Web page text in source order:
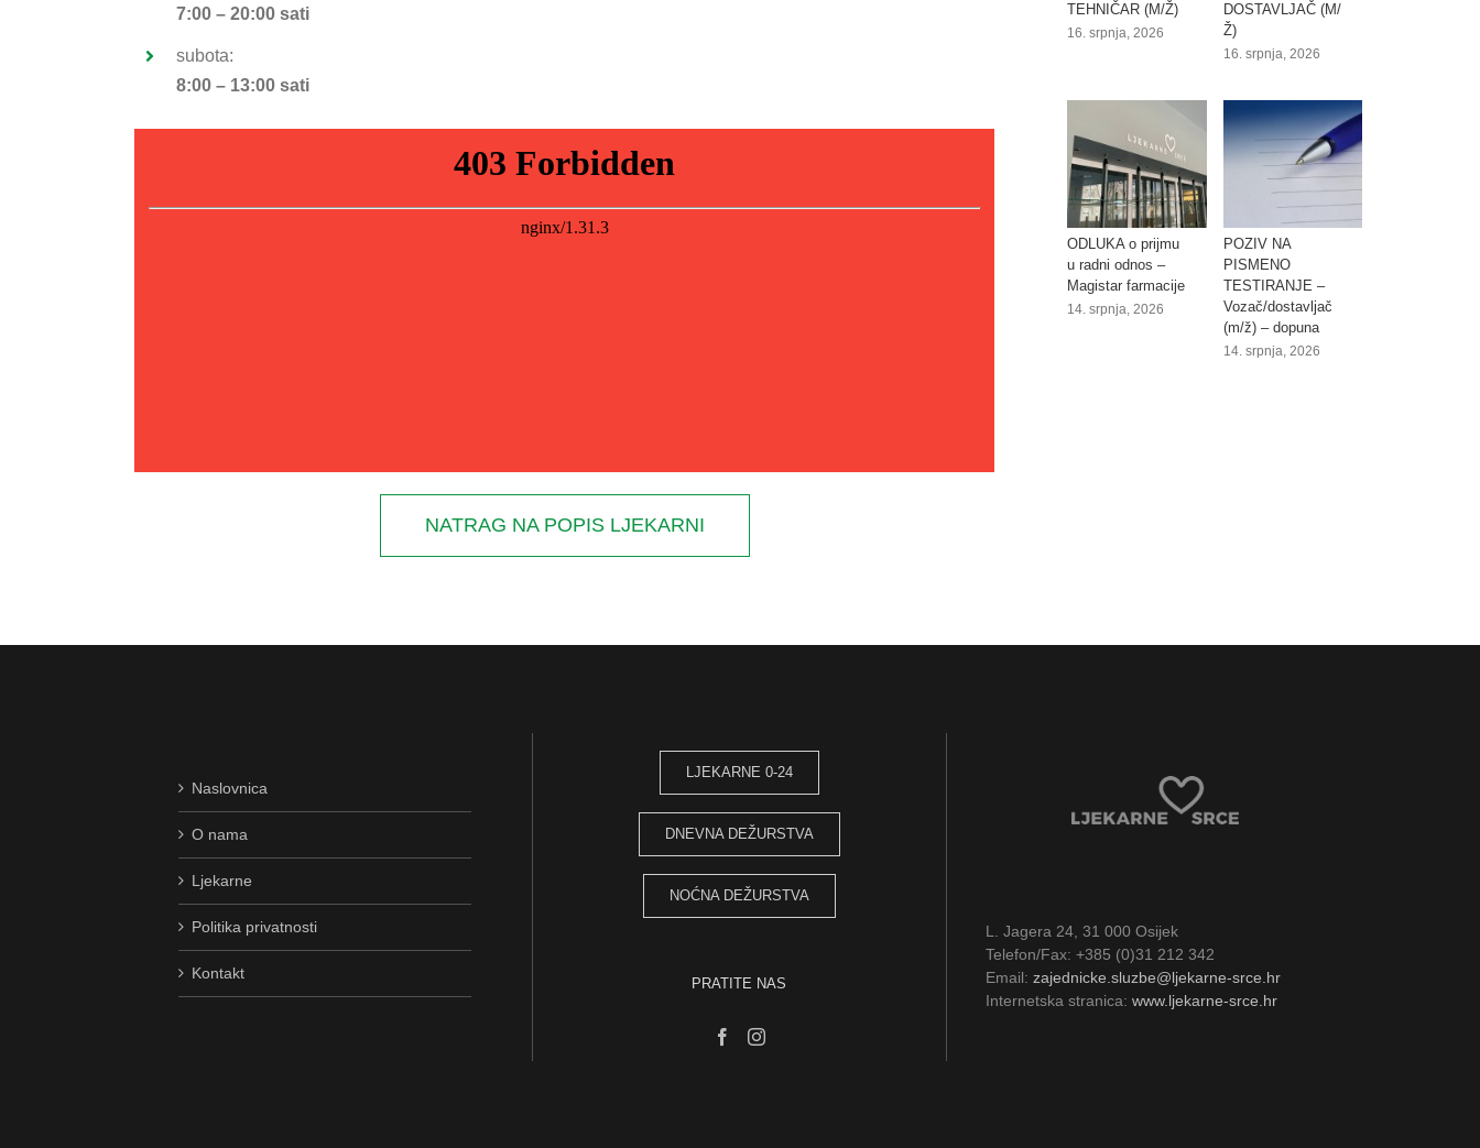
7:00 – 20:00 sati
subota:
8:00 – 13:00 sati
NATRAG NA POPIS LJEKARNI
TEHNIČAR (M/Ž)
16. srpnja, 2026
DOSTAVLJAČ (M/
Ž)
16. srpnja, 2026
ODLUKA o prijmu
u radni odnos –
Magistar farmacije
14. srpnja, 2026
POZIV NA
PISMENO
TESTIRANJE –
Vozač/dostavljač
(m/ž) – dopuna
14. srpnja, 2026
Naslovnica
O nama
Ljekarne
Politika privatnosti
Kontakt
LJEKARNE 0-24
DNEVNA DEŽURSTVA
NOĆNA DEŽURSTVA
PRATITE NAS
L. Jagera 24, 31 000 Osijek
Telefon/Fax: +385 (0)31 212 342
Email:zajednicke.sluzbe@ljekarne-srce.hr
Internetska stranica:www.ljekarne-srce.hr